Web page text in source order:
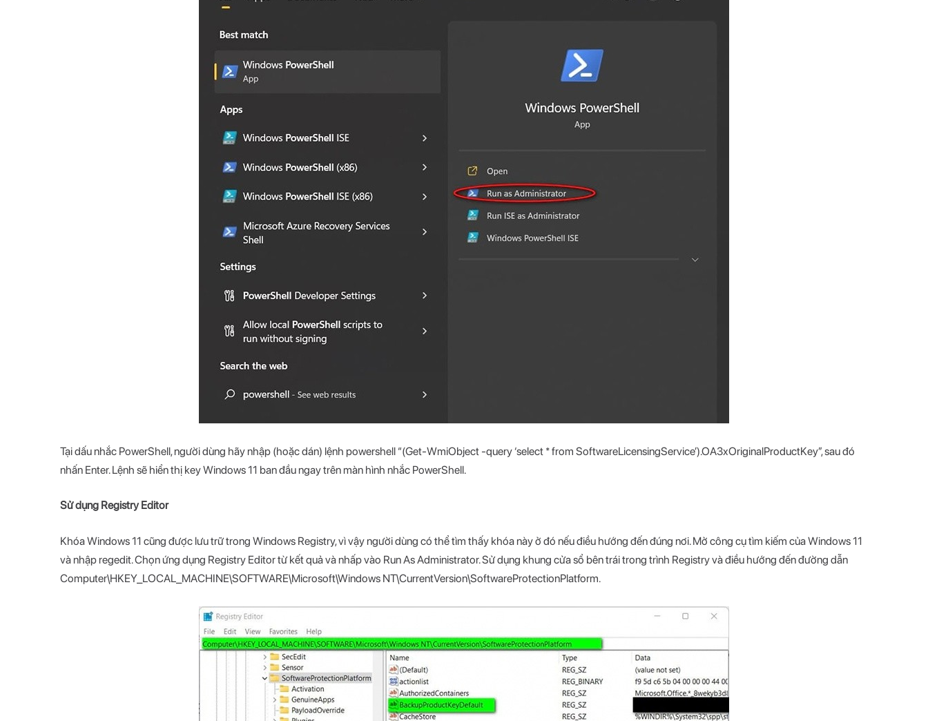
Tại dấu nhắc PowerShell, người dùng hãy nhập (hoặc dán) lệnh powershell “(Get-WmiObject -query ‘select * from SoftwareLicensingService’).OA3xOriginalProductKey”, sau đó
nhấn Enter. Lệnh sẽ hiển thị key Windows 11 ban đầu ngay trên màn hình nhắc PowerShell.
Sử dụng Registry Editor
Khóa Windows 11 cũng được lưu trữ trong Windows Registry, vì vậy người dùng có thể tìm thấy khóa này ở đó nếu điều hướng đến đúng nơi. Mở công cụ tìm kiếm của Windows 11
và nhập regedit. Chọn ứng dụng Registry Editor từ kết quả và nhấp vào Run As Administrator. Sử dụng khung cửa sổ bên trái trong trình Registry và điều hướng đến đường dẫn
Computer\HKEY_LOCAL_MACHINE\SOFTWARE\Microsoft\Windows NT\CurrentVersion\SoftwareProtectionPlatform.